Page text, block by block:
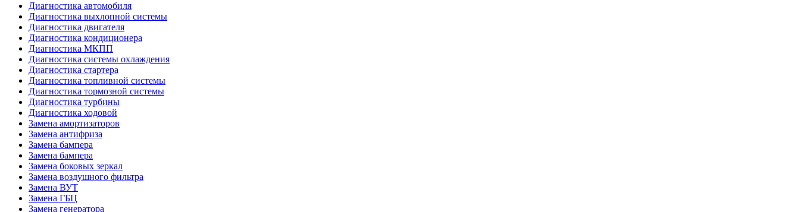
Диагностика автомобиля
Диагностика выхлопной системы
Диагностика двигателя
Диагностика кондиционера
Диагностика МКПП
Диагностика системы охлаждения
Диагностика стартера
Диагностика топливной системы
Диагностика тормозной системы
Диагностика турбины
Диагностика ходовой
Замена амортизаторов
Замена антифриза
Замена бампера
Замена бампера
Замена боковых зеркал
Замена воздушного фильтра
Замена ВУТ
Замена ГБЦ
Замена генератора